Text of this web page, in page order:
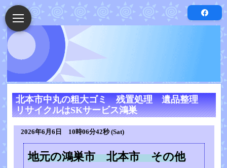
北本市中丸の粗大ゴミ 残置処理 遺品整理
リサイクルはSKサービス鴻巣
2026年6月6日 10時06分42秒 (Sat)
地元の鴻巣市 北本市 その他